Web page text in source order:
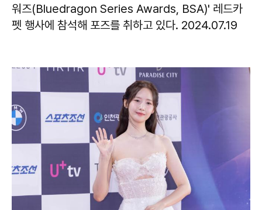
워즈(Bluedragon Series Awards, BSA)' 레드카
펫 행사에 참석해 포즈를 취하고 있다. 2024.07.19